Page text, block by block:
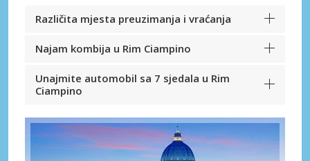
Različita mjesta preuzimanja i vraćanja
Najam kombija u Rim Ciampino
Unajmite automobil sa 7 sjedala u Rim
Ciampino